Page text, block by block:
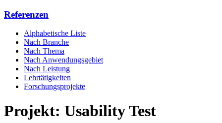
Referenzen
Alphabetische Liste
Nach Branche
Nach Thema
Nach Anwendungsgebiet
Nach Leistung
Lehrtätigkeiten
Forschungsprojekte
Projekt: Usability Test